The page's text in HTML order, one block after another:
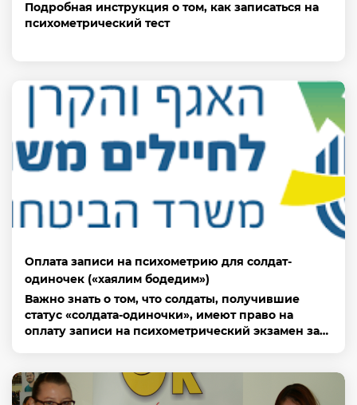
Подробная инструкция о том, как записаться на
психометрический тест
Оплата записи на психометрию для солдат-
одиночек («хаялим бодедим»)
Важно знать о том, что солдаты, получившие
статус «солдата-одиночки», имеют право на
оплату записи на психометрический экзамен за…